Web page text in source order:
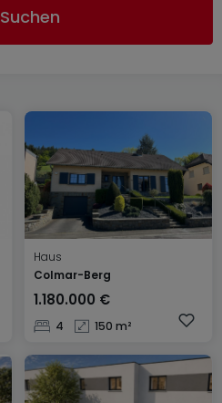
Suchen
Haus
Colmar-Berg
1.180.000 €
4 150 m²